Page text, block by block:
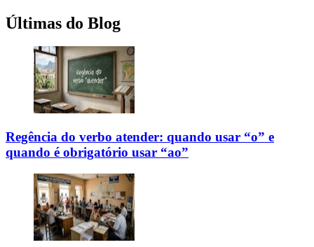
Últimas do Blog
Regência do verbo atender: quando usar “o” e
quando é obrigatório usar “ao”